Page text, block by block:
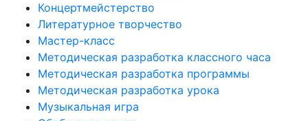
Концертмейстерство
Литературное творчество
Мастер-класс
Методическая разработка классного часа
Методическая разработка программы
Методическая разработка урока
Музыкальная игра